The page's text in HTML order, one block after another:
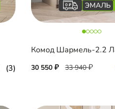
(3) 30 550 33 940